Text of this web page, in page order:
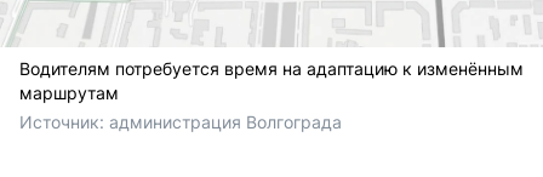
Водителям потребуется время на адаптацию к изменённым
маршрутам
Источник: администрация Волгограда